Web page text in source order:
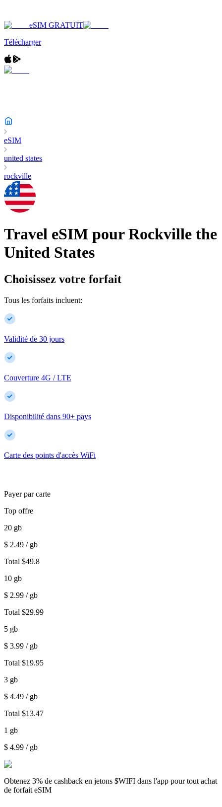
eSIM GRATUIT
Télécharger
eSIM
united states
rockville
Travel eSIM pour Rockville the
United States
Choisissez votre forfait
Tous les forfaits incluent:
Validité de 30 jours
Couverture 4G / LTE
Disponibilité dans 90+ pays
Carte des points d'accès WiFi
Payer par carte
Top offre
20 gb
$ 2.49 / gb
Total $49.8
10 gb
$ 2.99 / gb
Total $29.99
5 gb
$ 3.99 / gb
Total $19.95
3 gb
$ 4.49 / gb
Total $13.47
1 gb
$ 4.99 / gb
Obtenez 3% de cashback en jetons $WIFI dans l'app pour tout achat
de forfait eSIM